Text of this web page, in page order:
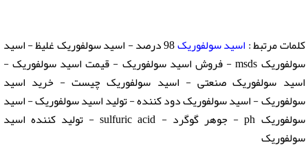
کلمات مرتبط :اسید سولفوریک
98 درصد - اسید سولفوریک غلیظ - اسید
سولفوریک msds - فروش اسید سولفوریک - قیمت اسید سولفوریک -
اسید سولفوریک صنعتی - اسید سولفوریک چیست - خرید اسید
سولفوریک - اسید سولفوریک دود کننده - تولید اسید سولفوریک - اسید
سولفوریک ph - جوهر گوگرد - sulfuric acid - تولید کننده اسید
سولفوریک